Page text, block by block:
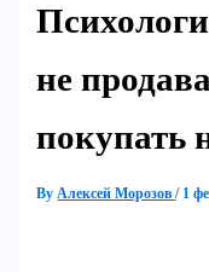
не
покупать
ByАлексей Морозов/ 1